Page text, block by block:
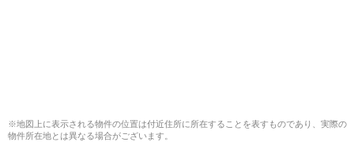
※地図上に表示される物件の位置は付近住所に所在することを表すものであり、実際の
物件所在地とは異なる場合がございます。